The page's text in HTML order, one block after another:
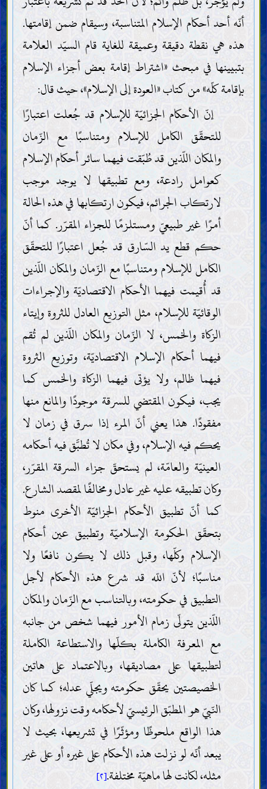
أنّه أحد أحكام الإسلام المتناسبة، وسيقام ضمن إقامتها.
هذه هي نقطة دقيقة وعميقة للغاية قام السيّد العلامة
بتبيينها في مبحث «اشتراط إقامة بعض أجزاء الإسلام
بإقامة كلّه» من كتاب «العودة إلى الإسلام»، حيث قال:
إنّ الأحكام الجزائيّة للإسلام قد جُعلت اعتبارًا
للتحقّق الكامل للإسلام ومتناسبًا مع الزّمان
والمكان اللّذين قد طُبّقت فيهما سائر أحكام الإسلام
كعوامل رادعة، ومع تطبيقها لا يوجد موجب
لارتكاب الجرائم، فيكون ارتكابها في هذه الحالة
أمرًا غير طبيعيّ ومستلزمًا للجزاء المقرّر. كما أنّ
حكم قطع يد السّارق قد جُعل اعتبارًا للتحقّق
الكامل للإسلام ومتناسبًا مع الزّمان والمكان اللّذين
قد أُقيمت فيهما الأحكام الاقتصاديّة والإجراءات
الوقائيّة للإسلام، مثل التوزيع العادل للثروة وإيتاء
الزكاة والخمس، لا الزّمان والمكان اللّذين لم تُقم
فيهما أحكام الإسلام الاقتصاديّة، وتوزيع الثروة
فيهما ظالم، ولا يؤتى فيهما الزكاة والخمس كما
يجب، فيكون المقتضي للسرقة موجودًا والمانع منها
مفقودًا. هذا يعني أنّ المرء إذا سرق في زمان لا
يحكم فيه الإسلام، وفي مكان لا تُطبَّق فيه أحكامه
العينيّة والعامّة، لم يستحقّ جزاء السرقة المقرّر،
وكان تطبيقه عليه غير عادل ومخالفًا لمقصد الشارع.
كما أنّ تطبيق الأحكام الجزائيّة الأخرى منوط
بتحقّق الحكومة الإسلاميّة وتطبيق عين أحكام
الإسلام وكلّها، وقبل ذلك لا يكون نافعًا ولا
مناسبًا؛ لأنّ اللّه قد شرع هذه الأحكام لأجل
التطبيق في حكومته، وبالتناسب مع الزّمان والمكان
اللّذين يتولّى زمام الأمور فيهما شخص من جانبه
مع المعرفة الكاملة بكلّها والاستطاعة الكاملة
لتطبيقها على مصاديقها، وبالاعتماد على هاتين
الخصيصتين يحقّق حكومته ويجلّي عدله؛ كما كان
النّبيّ هو المطبّق الرئيسيّ لأحكامه وقت نزولها، وكان
هذا الواقع ملحوظًا ومؤثّرًا في تشريعها، بحيث لا
يبعد أنّه لو نزلت هذه الأحكام على غيره أو على غير
مثله، لكانت لها ماهيّة مختلفة.[٢]